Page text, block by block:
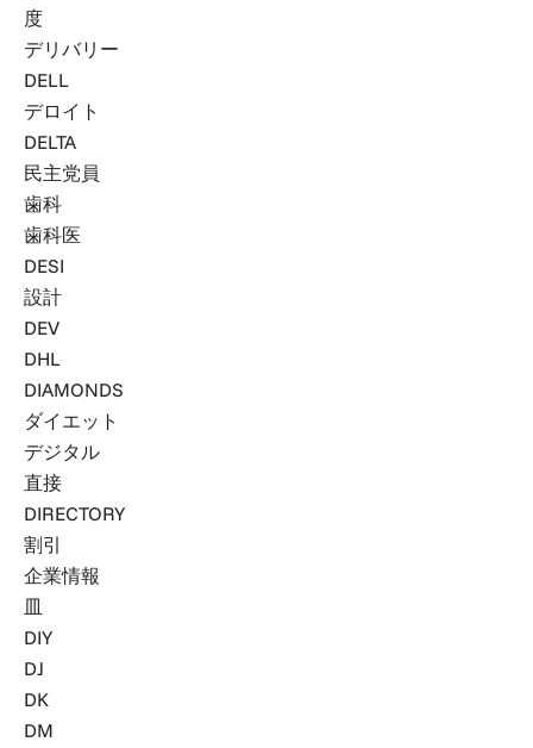
度
デリバリー
DELL
デロイト
DELTA
民主党員
歯科
歯科医
DESI
設計
DEV
DHL
DIAMONDS
ダイエット
デジタル
直接
DIRECTORY
割引
企業情報
皿
DIY
DJ
DK
DM